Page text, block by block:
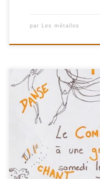
par Les métallos
Pour célébrer encore
l'espace public, le
marche, haute en
déambulation
23ème Parcours
Associé cette année
propose en amont des
construire ensemble